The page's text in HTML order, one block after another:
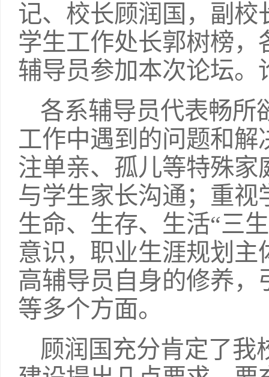
记、校长顾润国，副
学生工作处长郭树榜
辅导员参加本次论坛。
各系辅导员代表畅所
工作中遇到的问题和
注单亲、孤儿等特殊
与学生家长沟通；重
生命、生存、生活“三
意识，职业生涯规划
高辅导员自身的修养
等多个方面。
顾润国充分肯定了我